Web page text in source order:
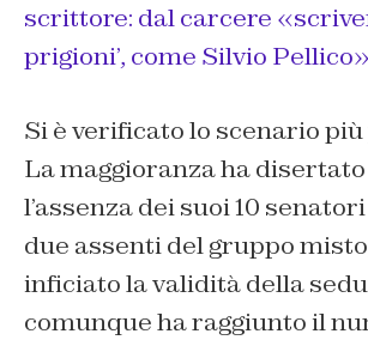
scrittore: dal carcere
prigioni’, come Silvio Pellico»
Si è verificato lo scenario
La maggioranza ha
l’assenza dei suoi 10
due assenti del gruppo
inficiato la validità della
comunque ha raggiunto il